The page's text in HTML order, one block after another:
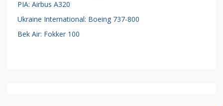
PIA: Airbus A320
Ukraine International: Boeing 737-800
Bek Air: Fokker 100